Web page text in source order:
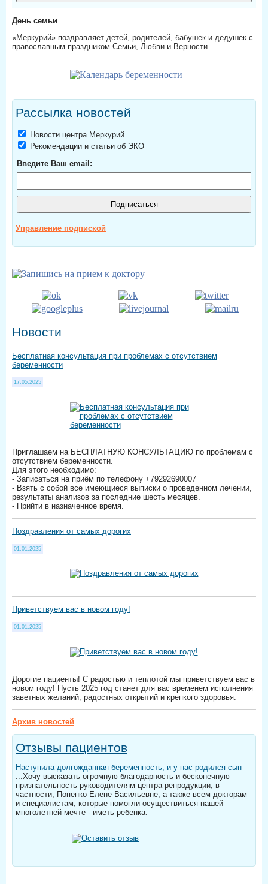
День семьи
«Меркурий» поздравляет детей, родителей, бабушек и дедушек с
православным праздником Семьи, Любви и Верности.
Рассылка новостей
Новости центра Меркурий
Рекомендации и статьи об ЭКО
Введите Ваш email:
Управление подпиской
Новости
Бесплатная консультация при проблемах с отсутствием
беременности
17.05.2025
Приглашаем на БЕСПЛАТНУЮ КОНСУЛЬТАЦИЮ по проблемам с
отсутствием беременности.
Для этого необходимо:
- Записаться на приём по телефону +79292690007
- Взять с собой все имеющиеся выписки о проведенном лечении,
результаты анализов за последние шесть месяцев.
- Прийти в назначенное время.
Поздравления от самых дорогих
01.01.2025
Приветствуем вас в новом году!
01.01.2025
Дорогие пациенты! С радостью и теплотой мы приветствуем вас в
новом году! Пусть 2025 год станет для вас временем исполнения
заветных желаний, радостных открытий и крепкого здоровья.
Архив новостей
Отзывы пациентов
Наступила долгожданная беременность, и у нас родился сын
...Хочу высказать огромную благодарность и бесконечную
признательность руководителям центра репродукции, в
частности, Попенко Елене Васильевне, а также всем докторам
и специалистам, которые помогли осуществиться нашей
многолетней мечте - иметь ребенка.